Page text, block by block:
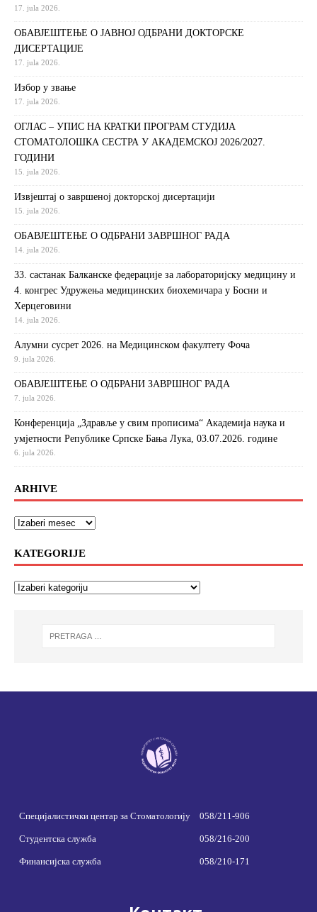
17. jula 2026.
ОБАВЈЕШТЕЊЕ О ЈАВНОЈ ОДБРАНИ ДОКТОРСКЕ
ДИСЕРТАЦИЈЕ
17. jula 2026.
Избор у звање
17. jula 2026.
ОГЛАС – УПИС НА КРАТКИ ПРОГРАМ СТУДИЈА
СТОМАТОЛОШКА СЕСТРА У АКАДЕМСКОЈ 2026/2027.
ГОДИНИ
15. jula 2026.
Извjeштaj o зaвршeнoj дoктoрскoj дисeртaциjи
15. jula 2026.
ОБАВЈЕШТЕЊЕ О ОДБРАНИ ЗАВРШНОГ РАДА
14. jula 2026.
33. састанак Балканске федерације за лабораторијску медицину и
4. конгрес Удружења медицинских биохемичара у Босни и
Херцеговини
14. jula 2026.
Алумни сусрет 2026. на Медицинском факултету Фоча
9. jula 2026.
ОБАВЈЕШТЕЊЕ О ОДБРАНИ ЗАВРШНОГ РАДА
7. jula 2026.
Конференција „Здравље у свим прописима“ Академија наука и
умјетности Републике Српске Бања Лука, 03.07.2026. године
6. jula 2026.
ARHIVE
KATEGORIJE
Специјалистички центар за Стоматологију 058/211-906
Студентска служба 058/216-200
Финансијска служба 058/210-171